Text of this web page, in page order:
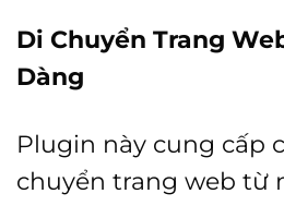
Di Chuyển Trang
Dàng
Plugin này cung cấp
chuyển trang web từ